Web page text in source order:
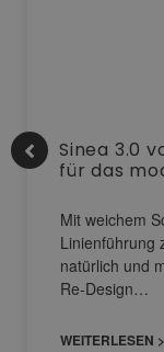
Sinea 3.0
für das
Mit weichem
Linienführung
natürlich und
Re-Design…
WEITERLESEN